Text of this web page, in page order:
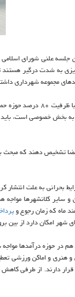
علنی شورای
به شدت درگیر
مجموعه شهرداری
به بخش خصوصی است،
تشخیص دهند که
بحرانی به علت
کلانشهرها
ماه که زمان رجوع و
امکان دارد از بین
در حوزه درآمدها
و هنری و اماکن
دارند. از طرفی